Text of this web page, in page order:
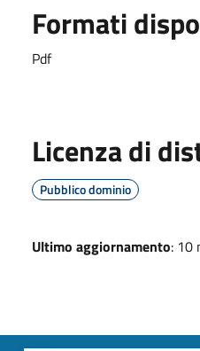
Formati
Pdf
Licenza di
Pubblico dominio
Ultimo aggiornamento: 10